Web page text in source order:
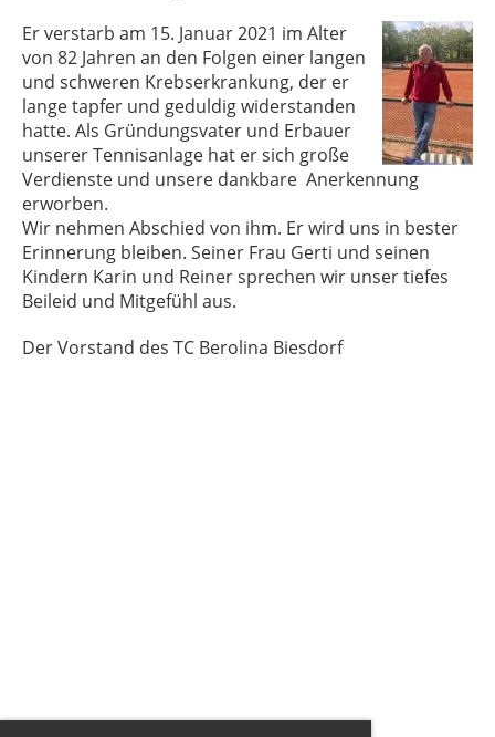
Er verstarb am 15. Januar 2021 im Alter
von 82 Jahren an den Folgen einer langen
und schweren Krebserkrankung, der er
lange tapfer und geduldig widerstanden
hatte. Als Gründungsvater und Erbauer
unserer Tennisanlage hat er sich große
Verdienste und unsere dankbare Anerkennung
erworben.
Wir nehmen Abschied von ihm. Er wird uns in bester
Erinnerung bleiben. Seiner Frau Gerti und seinen
Kindern Karin und Reiner sprechen wir unser tiefes
Beileid und Mitgefühl aus.
Der Vorstand des TC Berolina Biesdorf